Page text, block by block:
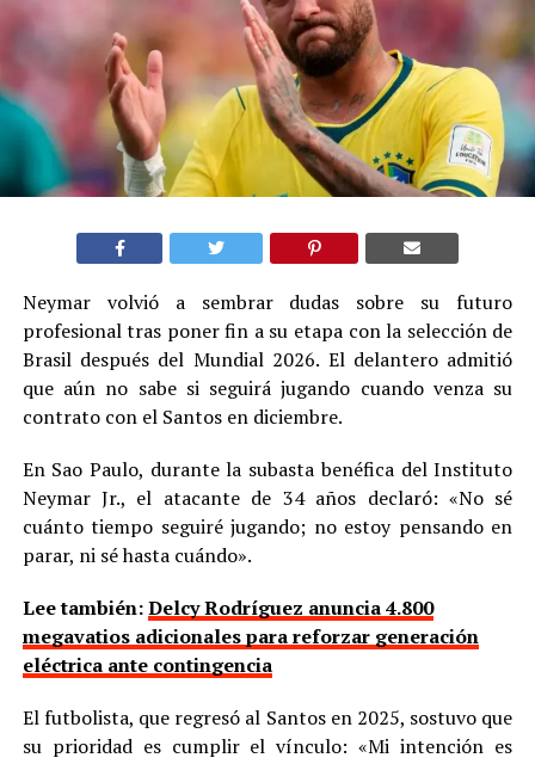
Neymar volvió a sembrar dudas sobre su futuro
profesional tras poner fin a su etapa con la selección de
Brasil después del Mundial 2026. El delantero admitió
que aún no sabe si seguirá jugando cuando venza su
contrato con el Santos en diciembre.
En Sao Paulo, durante la subasta benéfica del Instituto
Neymar Jr., el atacante de 34 años declaró: «No sé
cuánto tiempo seguiré jugando; no estoy pensando en
parar, ni sé hasta cuándo».
Lee también:Delcy Rodríguez anuncia 4.800
megavatios adicionales para reforzar generación
eléctrica ante contingencia
El futbolista, que regresó al Santos en 2025, sostuvo que
su prioridad es cumplir el vínculo: «Mi intención es